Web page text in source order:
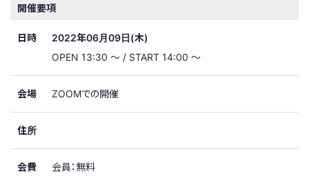
開催要項
日時
2022年06月09日(木)
OPEN 13:30 ～ / START 14:00 ～
会場 ZOOMでの開催
住所
会費 会員：無料